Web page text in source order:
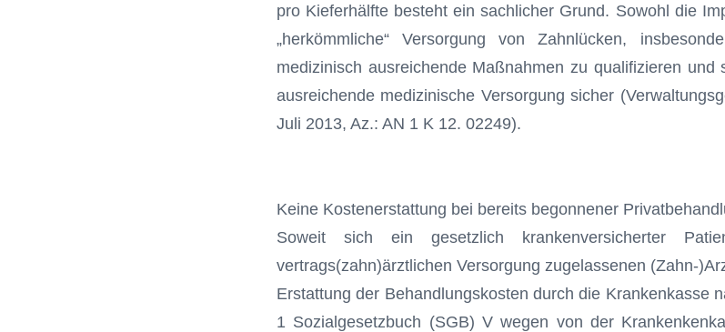
pro Kieferhälfte besteht ein sachlicher Grund. Sowohl die
„herkömmliche“ Versorgung von Zahnlücken,
medizinisch ausreichende Maßnahmen zu qualifizieren
ausreichende medizinische Versorgung sicher
Juli 2013, Az.: AN 1 K 12. 02249).
Keine Kostenerstattung bei bereits begonnener
Soweit sich ein gesetzlich krankenversicherter
vertrags(zahn)ärztlichen Versorgung zugelasse­nen (Zahn-
Erstattung der Behandlungskosten durch die Krankenkasse
1 Sozialgesetzbuch (SGB) V wegen von der